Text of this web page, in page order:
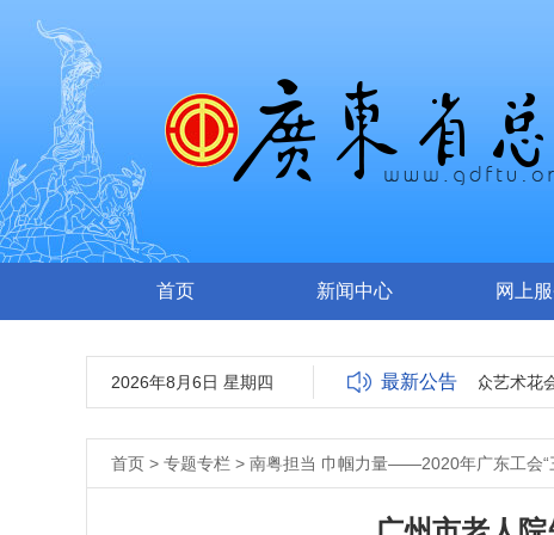
首页 新闻中心 网上
2026年8月6日 星期四 最新公告
关于报送2022广东省群众艺术花
首页 > 专题专栏 > 南粤担当 巾帼力量——2020年广东工会“